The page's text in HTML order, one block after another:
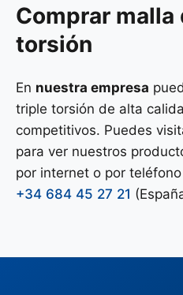
Comprar
torsión
En nuestra empresa
triple torsión de alta
competitivos. Puedes
para ver nuestros
por internet o por
+34 684 45 27 21